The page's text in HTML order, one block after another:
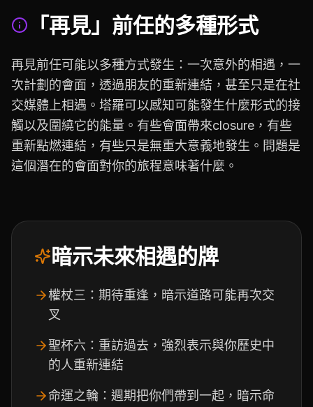
「再見」前任的多種形式
再見前任可能以多種方式發生：一次意外的相遇，一
次計劃的會面，透過朋友的重新連結，甚至只是在社
交媒體上相遇。塔羅可以感知可能發生什麼形式的接
觸以及圍繞它的能量。有些會面帶來closure，有些
重新點燃連結，有些只是無重大意義地發生。問題是
這個潛在的會面對你的旅程意味著什麼。
暗示未來相遇的牌
權杖三：期待重逢，暗示道路可能再次交
叉
聖杯六：重訪過去，強烈表示與你歷史中
的人重新連結
命運之輪：週期把你們帶到一起，暗示命